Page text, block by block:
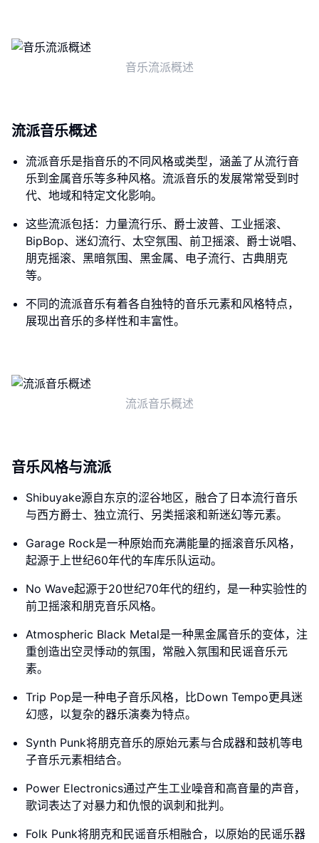
音乐流派概述
流派音乐概述
流派音乐是指音乐的不同风格或类型，涵盖了从流行音
乐到金属音乐等多种风格。流派音乐的发展常常受到时
代、地域和特定文化影响。
这些流派包括：力量流行乐、爵士波普、工业摇滚、
BipBop、迷幻流行、太空氛围、前卫摇滚、爵士说唱、
朋克摇滚、黑暗氛围、黑金属、电子流行、古典朋克
等。
不同的流派音乐有着各自独特的音乐元素和风格特点，
展现出音乐的多样性和丰富性。
流派音乐概述
音乐风格与流派
Shibuyake源自东京的涩谷地区，融合了日本流行音乐
与西方爵士、独立流行、另类摇滚和新迷幻等元素。
Garage Rock是一种原始而充满能量的摇滚音乐风格，
起源于上世纪60年代的车库乐队运动。
No Wave起源于20世纪70年代的纽约，是一种实验性的
前卫摇滚和朋克音乐风格。
Atmospheric Black Metal是一种黑金属音乐的变体，注
重创造出空灵悸动的氛围，常融入氛围和民谣音乐元
素。
Trip Pop是一种电子音乐风格，比Down Tempo更具迷
幻感，以复杂的器乐演奏为特点。
Synth Punk将朋克音乐的原始元素与合成器和鼓机等电
子音乐元素相结合。
Power Electronics通过产生工业噪音和高音量的声音，
歌词表达了对暴力和仇恨的讽刺和批判。
Folk Punk将朋克和民谣音乐相融合，以原始的民谣乐器